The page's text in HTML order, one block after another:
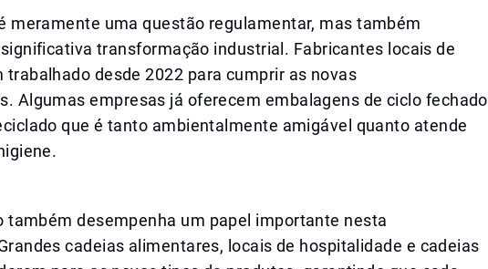
meramente uma questão regulamentar, mas também
transformação industrial. Fabricantes locais de
trabalhado desde 2022 para cumprir as novas
Algumas empresas já oferecem embalagens de ciclo fechado
que é tanto ambientalmente amigável quanto atende
também desempenha um papel importante nesta
cadeias alimentares, locais de hospitalidade e cadeias